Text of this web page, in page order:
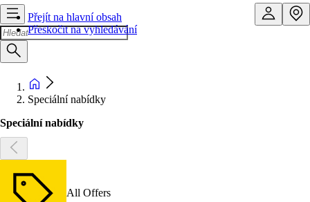
Přejít na hlavní obsah
Přeskočit na vyhledávání
Speciální nabídky
Speciální nabídky
All Offers